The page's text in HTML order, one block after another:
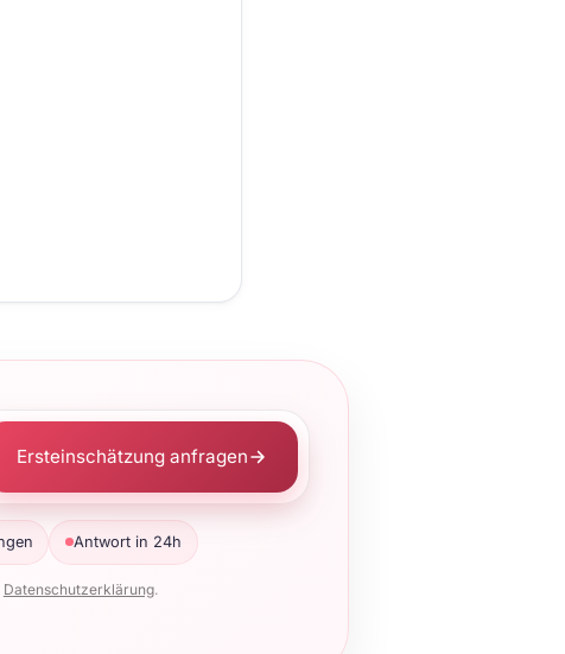
Ersteinschätzung anfragen
Antwort in 24h
Datenschutzerklärung.